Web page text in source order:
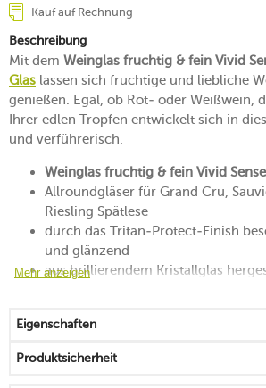
Kauf auf Rechnung
Beschreibung
Mit dem Weinglas fruchtig & fein Vivid
Glas lassen sich fruchtige und liebliche
genießen. Egal, ob Rot- oder Weißwein,
Ihrer edlen Tropfen entwickelt sich in
und verführerisch.
Weinglas fruchtig & fein Vivid
Allroundgläser für Grand Cru,
Riesling Spätlese
durch das Tritan-Protect-Finish
und glänzend
aus brillierendem Kristallglas
Nase geleitet
spülmaschinengeeignet
Mehr anzeigen
Eigenschaften
Produktsicherheit